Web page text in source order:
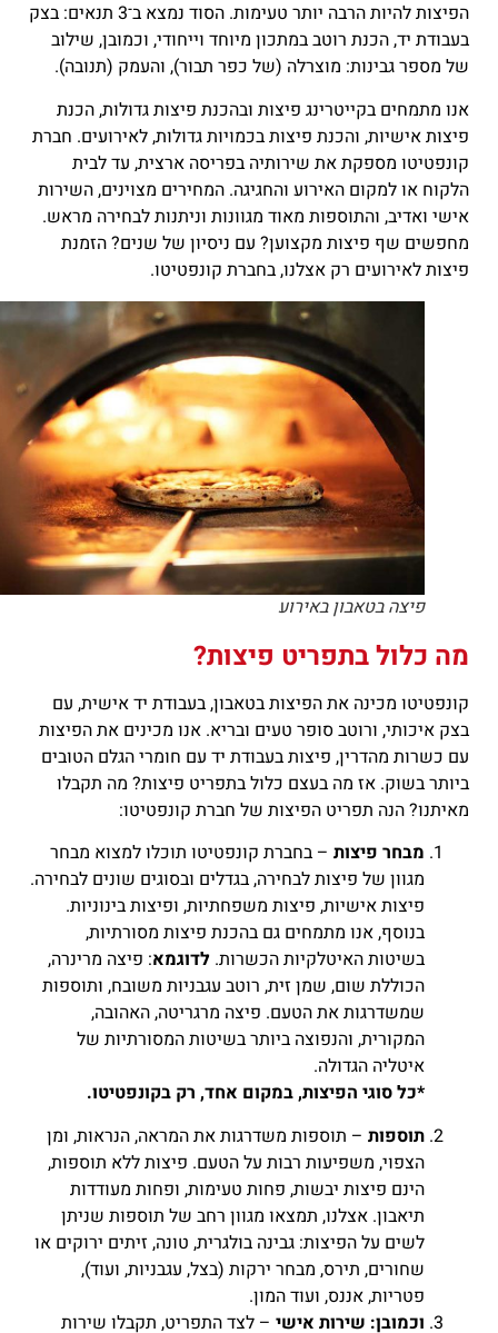
הפיצות להיות הרבה יותר טעימות. הסוד נמצא ב־3 תנאים: בצק
בעבודת יד, הכנת רוטב במתכון מיוחד וייחודי, וכמובן, שילוב
של מספר גבינות: מוצרלה (של כפר תבור), והעמק (תנובה).
אנו מתמחים בקייטרינג פיצות ובהכנת פיצות גדולות, הכנת
פיצות אישיות, והכנת פיצות בכמויות גדולות, לאירועים. חברת
קונפטיטו מספקת את שירותיה בפריסה ארצית, עד לבית
הלקוח או למקום האירוע והחגיגה. המחירים מצוינים, השירות
אישי ואדיב, והתוספות מאוד מגוונות וניתנות לבחירה מראש.
מחפשים שף פיצות מקצוען? עם ניסיון של שנים? הזמנת
פיצות לאירועים רק אצלנו, בחברת קונפטיטו.
פיצה בטאבון באירוע
מה כלול בתפריט פיצות?
קונפטיטו מכינה את הפיצות בטאבון, בעבודת יד אישית, עם
בצק איכותי, ורוטב סופר טעים ובריא. אנו מכינים את הפיצות
עם כשרות מהדרין, פיצות בעבודת יד עם חומרי הגלם הטובים
ביותר בשוק. אז מה בעצם כלול בתפריט פיצות? מה תקבלו
מאיתנו? הנה תפריט הפיצות של חברת קונפטיטו:
מבחר פיצות– בחברת קונפטיטו תוכלו למצוא מבחר
מגוון של פיצות לבחירה, בגדלים ובסוגים שונים לבחירה.
פיצות אישיות, פיצות משפחתיות, ופיצות בינוניות.
בנוסף, אנו מתמחים גם בהכנת פיצות מסורתיות,
בשיטות האיטלקיות הכשרות.לדוגמא: פיצה מרינרה,
הכוללת שום, שמן זית, רוטב עגבניות משובח, ותוספות
שמשדרגות את הטעם. פיצה מרגריטה, האהובה,
המקורית, והנפוצה ביותר בשיטות המסורתיות של
איטליה הגדולה.
*כל סוגי הפיצות, במקום אחד, רק בקונפטיטו.
תוספות– תוספות משדרגות את המראה, הנראות, ומן
הצפוי, משפיעות רבות על הטעם. פיצות ללא תוספות,
הינם פיצות יבשות, פחות טעימות, ופחות מעודדות
תיאבון. אצלנו, תמצאו מגוון רחב של תוספות שניתן
לשים על הפיצות: גבינה בולגרית, טונה, זיתים ירוקים או
שחורים, תירס, מבחר ירקות (בצל, עגבניות, ועוד),
פטריות, אננס, ועוד המון.
וכמובן: שירות אישי– לצד התפריט, תקבלו שירות